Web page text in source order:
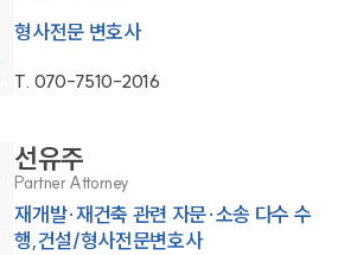
형사전문 변호사
T. 070-7510-2016
선유주
Partner Attorney
재개발·재건축 관련 자문·소송 다수 수
행,건설/형사전문변호사